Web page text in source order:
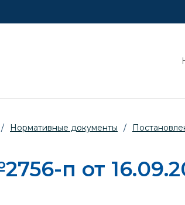
/ Нормативные документы /
п от